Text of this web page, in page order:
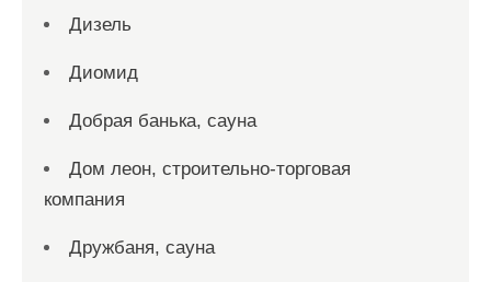
Дизель
Диомид
Добрая банька, сауна
Дом леон, строительно-торговая
компания
Дружбаня, сауна